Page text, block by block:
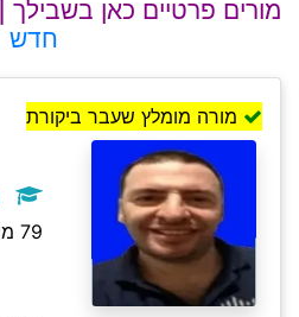
מורים פרטיים כאן בשבילך |
חדש
מורה מומלץ שעבר ביקורת
79 משובים